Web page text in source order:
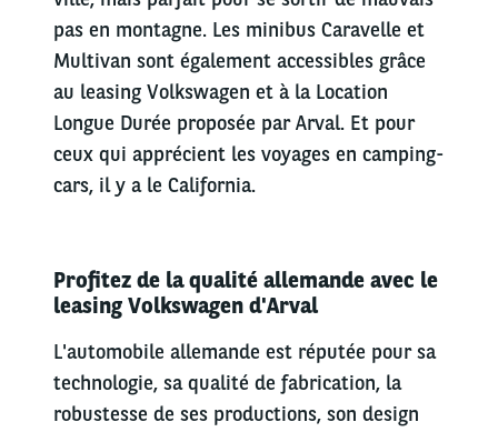
pas en montagne. Les minibus Caravelle et
Multivan sont également accessibles grâce
au leasing Volkswagen et à la Location
Longue Durée proposée par Arval. Et pour
ceux qui apprécient les voyages en camping-
cars, il y a le California.
Profitez de la qualité allemande avec le
leasing Volkswagen d'Arval
L'automobile allemande est réputée pour sa
technologie, sa qualité de fabrication, la
robustesse de ses productions, son design